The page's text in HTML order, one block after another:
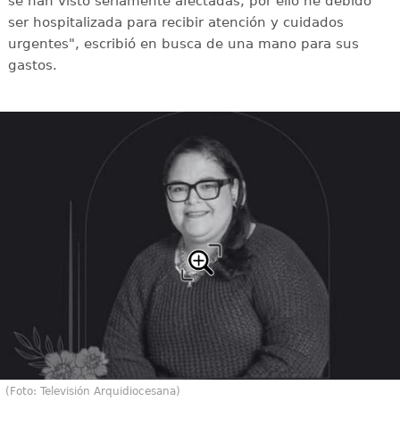
ser hospitalizada para recibir atención y cuidados
urgentes", escribió en busca de una mano para sus
gastos.
(Foto: Televisión Arquidiocesana)